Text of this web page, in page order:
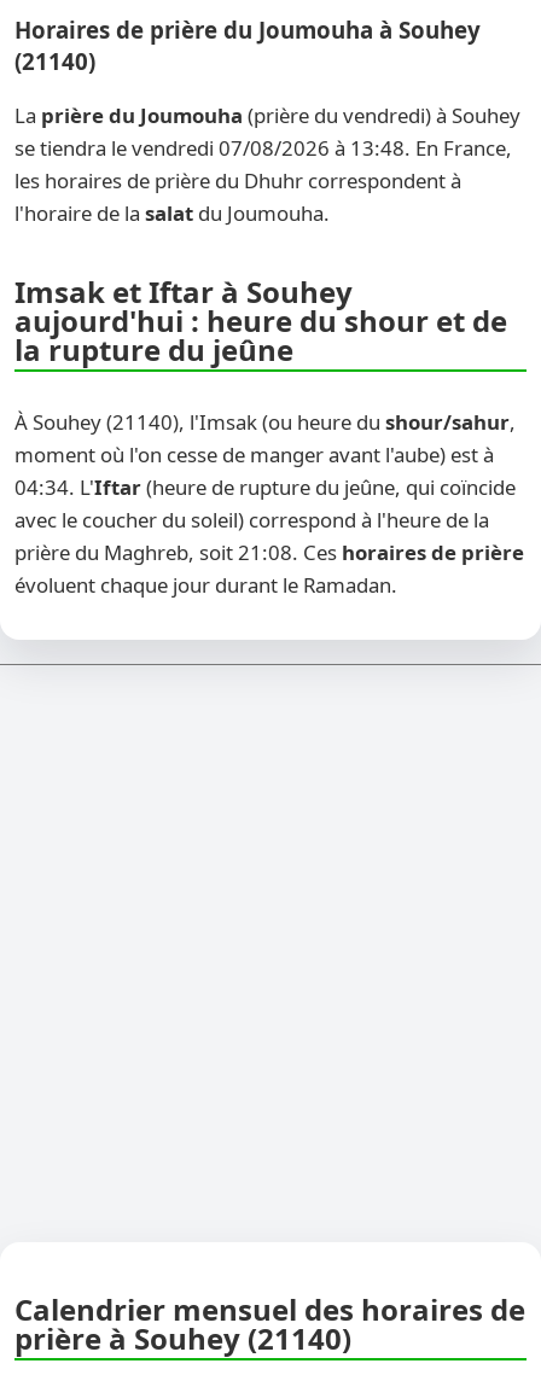
Horaires de prière du Joumouha à Souhey
(21140)
La prière du Joumouha (prière du vendredi) à Souhey
se tiendra le vendredi 07/08/2026 à 13:48. En France,
les horaires de prière du Dhuhr correspondent à
l'horaire de la salat du Joumouha.
Imsak et Iftar à Souhey
aujourd'hui : heure du shour et de
la rupture du jeûne
À Souhey (21140), l'Imsak (ou heure du shour/sahur,
moment où l'on cesse de manger avant l'aube) est à
04:34. L'Iftar(heure de rupture du jeûne, qui coïncide
avec le coucher du soleil) correspond à l'heure de la
prière du Maghreb, soit 21:08. Ces horaires de prière
évoluent chaque jour durant le Ramadan.
Calendrier mensuel des horaires de
prière à Souhey (21140)